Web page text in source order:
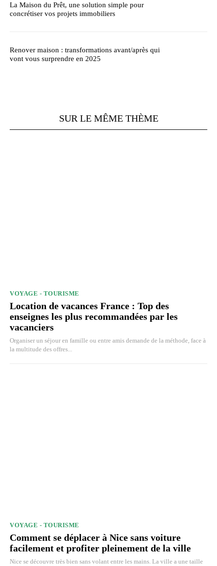
La Maison du Prêt, une solution simple pour
concrétiser vos projets immobiliers
Renover maison : transformations avant/après qui
vont vous surprendre en 2025
SUR LE MÊME THÈME
VOYAGE - TOURISME
Location de vacances France : Top des
enseignes les plus recommandées par les
vacanciers
Organiser un séjour en famille ou entre amis demande de la méthode, face à
la multitude des offres...
VOYAGE - TOURISME
Comment se déplacer à Nice sans voiture
facilement et profiter pleinement de la ville
Nice se découvre très bien sans volant entre les mains. La ville a une taille